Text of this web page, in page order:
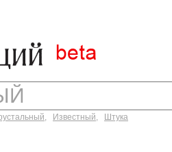
, Известный, Штука